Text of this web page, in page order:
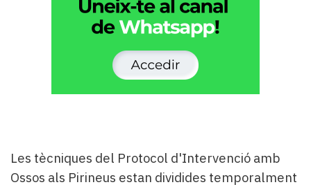
Les tècniques del Protocol d'Intervenció amb
Ossos als Pirineus estan dividides temporalment